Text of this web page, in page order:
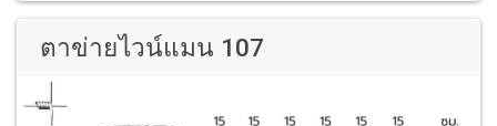
ตาข่ายไวน์แมน 107